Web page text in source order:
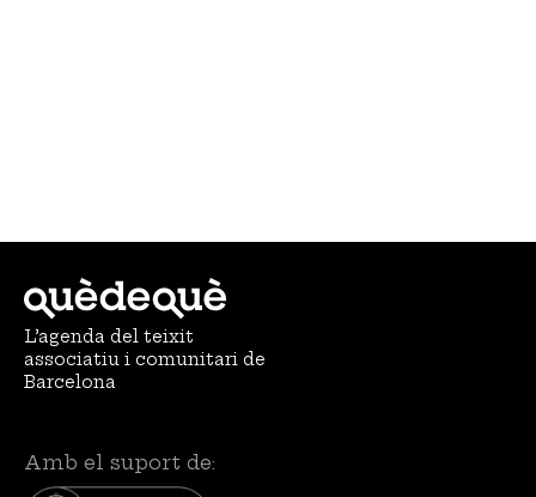
L’agenda del teixit
associatiu i comunitari de
Barcelona
Amb el suport de: